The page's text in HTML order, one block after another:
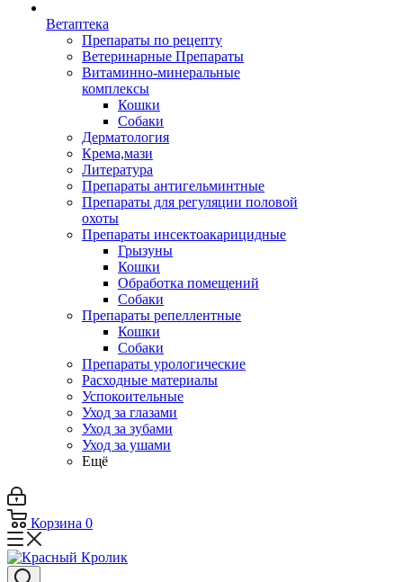
Ветаптека
Препараты по рецепту
Ветеринарные Препараты
Витаминно-минеральные
комплексы
Кошки
Собаки
Дерматология
Крема,мази
Литература
Препараты антигельминтные
Препараты для регуляции половой
охоты
Препараты инсектоакарицидные
Грызуны
Кошки
Обработка помещений
Собаки
Препараты репеллентные
Кошки
Собаки
Препараты урологические
Расходные материалы
Успокоительные
Уход за глазами
Уход за зубами
Уход за ушами
Ещё
Корзина 0